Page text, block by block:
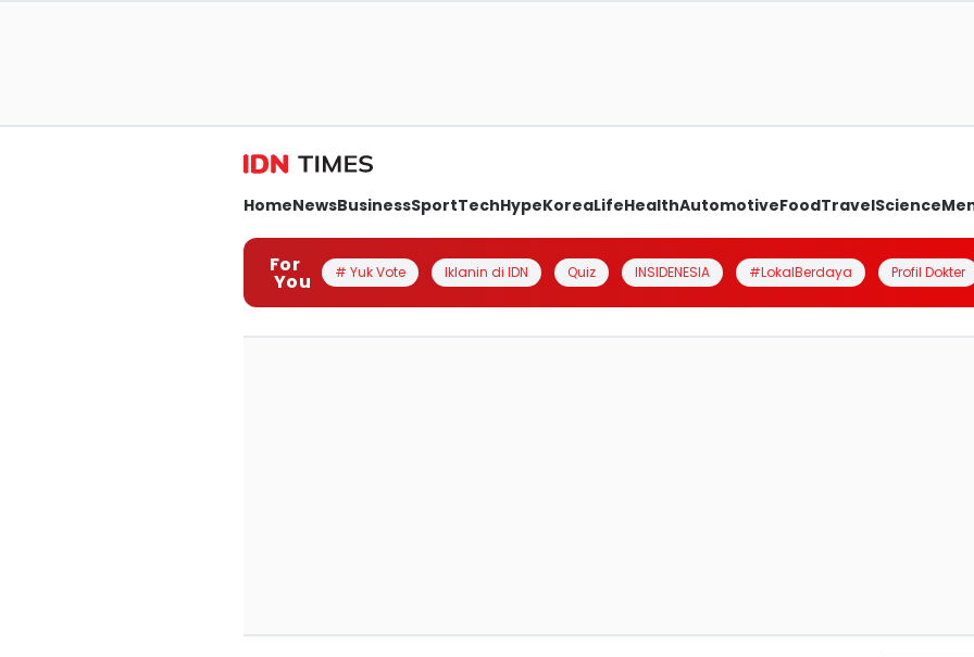
HomeNewsBusinessSportTechHypeKoreaLifeHealthAutomotiveFoodTravelScience
For
You # Yuk Vote Iklanin di IDN Quiz INSIDENESIA #LokalBerdaya Profil Dokter